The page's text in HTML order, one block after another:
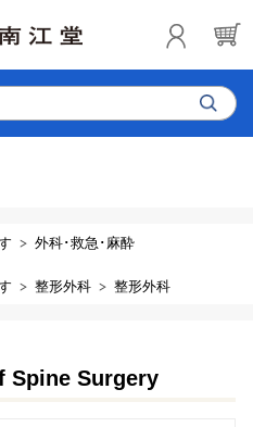
外科･救急･麻酔
整形外科 整形外科
Spine Surgery